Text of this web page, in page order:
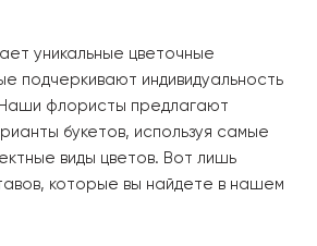
уникальные цветочные
подчеркивают индивидуальность
флористы предлагают
букетов, используя самые
виды цветов. Вот лишь
которые вы найдете в нашем